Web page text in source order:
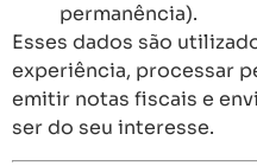
permanência).
Esses dados são
experiência, processar
emitir notas fiscais e
ser do seu interesse.